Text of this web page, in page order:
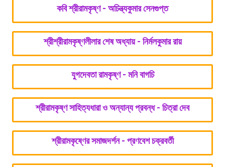
কবি শ্রীরামকৃষ্ণ - অচিন্ত্যকুমার সেনগুপ্ত
শ্রীশ্রীরামকৃষ্ণলীলার শেষ অধ্যায় - নির্মলকুমার রায়
যুগদেবতা রামকৃষ্ণ - মনি বাগচি
শ্রীরামকৃষ্ণ সাহিত্যধারা ও অন্যান্য প্রবন্ধ - চিত্রা দেব
শ্রীরামকৃষ্ণের সমাজদর্শন - প্রণবেশ চক্রবর্তী